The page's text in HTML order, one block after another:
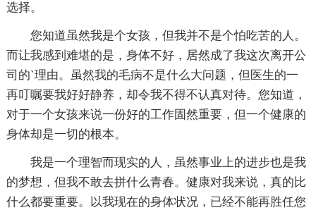
选择。
您知道虽然我是个女孩，但我并不是个怕吃苦的人。
而让我感到难堪的是，身体不好，居然成了我这次离开公
司的`理由。虽然我的毛病不是什么大问题，但医生的一
再叮嘱要我好好静养，却令我不得不认真对待。您知道，
对于一个女孩来说一份好的工作固然重要，但一个健康的
身体却是一切的根本。
我是一个理智而现实的人，虽然事业上的进步也是我
的梦想，但我不敢去拼什么青春。健康对我来说，真的比
什么都要重要。以我现在的身体状况，已经不能再胜任您